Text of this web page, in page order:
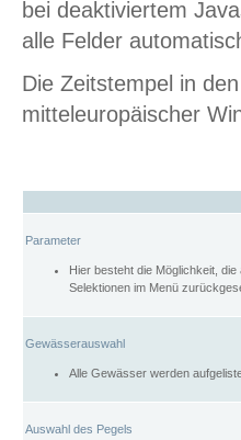
bei deaktiviertem
alle Felder
Die Zeitstempel in
mitteleuropäischer
Parameter
Hier besteht die Möglichkeit,
Selektionen im Menü
Gewässerauswahl
Alle Gewässer werden
Auswahl des Pegels